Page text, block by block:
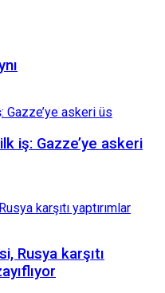
ilk iş: Gazze’ye askeri
Rusya karşıtı